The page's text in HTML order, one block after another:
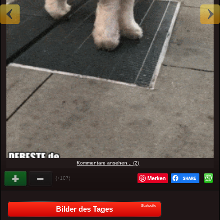
Kommentare ansehen... (2)
(+107) Merken
Bilder des Tages Startseite